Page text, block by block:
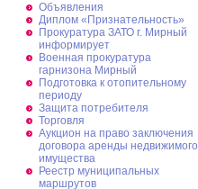
Объявления
Диплом «Признательность»
Прокуратура ЗАТО г. Мирный
информирует
Военная прокуратура
гарнизона Мирный
Подготовка к отопительному
периоду
Защита потребителя
Торговля
Аукцион на право заключения
договора аренды недвижимого
имущества
Реестр муниципальных
маршрутов